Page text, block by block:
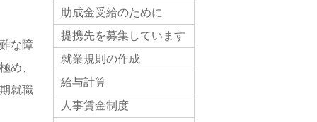
な障
め、
就職
助成金受給のために
提携先を募集しています
就業規則の作成
給与計算
人事賃金制度